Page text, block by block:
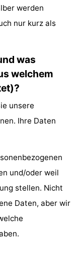
werden
nur kurz als
was
welchem
unsere
Ihre Daten
und/oder weil
stellen. Nicht
Daten, aber wir